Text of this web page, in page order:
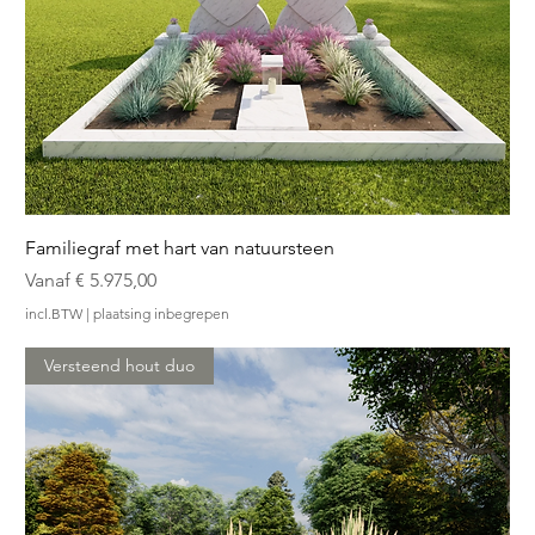
Familiegraf met hart van natuursteen
Vanaf € 5.975,00
Verkoopprijs
incl.BTW | plaatsing inbegrepen
Versteend hout duo